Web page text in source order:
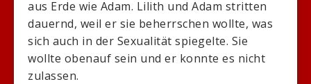
aus Erde wie Adam. Lilith und Adam stritten
dauernd, weil er sie beherrschen wollte, was
sich auch in der Sexualität spiegelte. Sie
wollte obenauf sein und er konnte es nicht
zulassen.